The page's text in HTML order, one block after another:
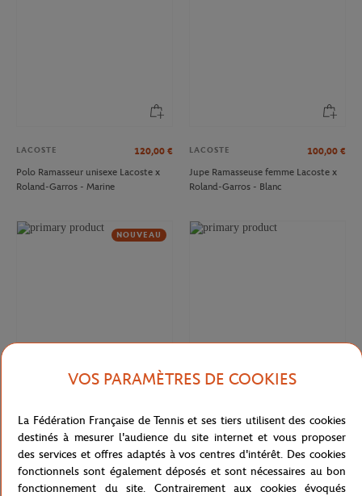
LACOSTE 120,00 €
Polo Ramasseur unisexe Lacoste x
Roland-Garros - Marine
LACOSTE 100,00 €
Jupe Ramasseuse femme Lacoste x
Roland-Garros - Blanc
NOUVEAU
T-Shirt Club homme Lacoste x
Roland-Garros - Ecru
T-shirt Performance homme Lacoste
x Roland-Garros - Vert
VOS PARAMÈTRES DE COOKIES
La Fédération Française de Tennis et ses tiers utilisent des cookies
destinés à mesurer l'audience du site internet et vous proposer
des services et offres adaptés à vos centres d'intérêt. Des cookies
fonctionnels sont également déposés et sont nécessaires au bon
fonctionnement du site. Contrairement aux cookies évoqués